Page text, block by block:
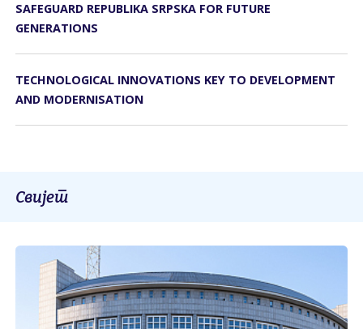
SAFEGUARD REPUBLIKA SRPSKA FOR FUTURE
GENERATIONS
TECHNOLOGICAL INNOVATIONS KEY TO DEVELOPMENT
AND MODERNISATION
Свијет